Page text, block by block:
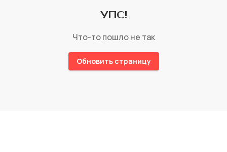
УПС!
Что-то пошло не так
Обновить страницу